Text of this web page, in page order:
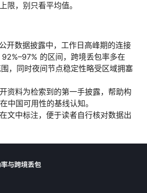
限，别只看平均值。
开数据披露中，工作日高峰期的连接
的区间，跨境丢包率多在
，同时夜间节点稳定性略受区域拥塞
资料为检索到的第一手披露，帮助构
中国可用性的基线认知。
文中标注，便于读者自行核对数据出